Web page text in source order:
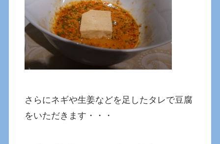
さらにネギや生姜などを足したタレで豆腐
をいただきます・・・